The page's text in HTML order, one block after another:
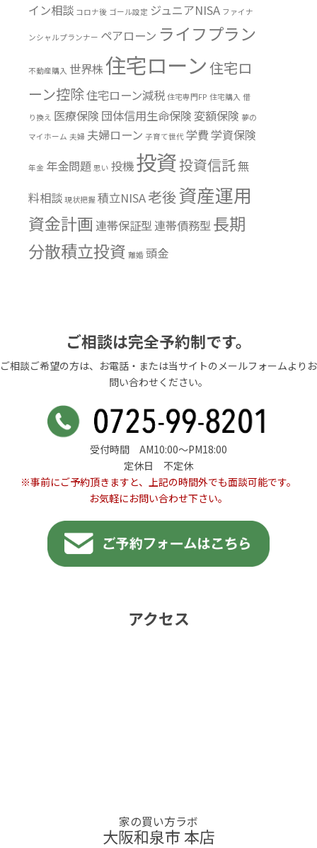
イン相談 コロナ後 ゴール設定 ジュニアNISA ファイナ
ンシャルプランナー ペアローン ライフプラン
不動産購入 世界株住宅ローン住宅ロ
ーン控除住宅ローン減税 住宅専門FP 住宅購入 借
り換え 医療保険 団体信用生命保険変額保険 夢の
マイホーム 夫婦 夫婦ローン 子育て世代 学費学資保険
年金 年金問題 思い 投機投資投資信託無
料相談 現状把握 積立NISA老後資産運用
資金計画 連帯保証型 連帯債務型 長期
分散積立投資 離婚 頭金
ご相談は完全予約制です。
ご相談ご希望の方は、お電話・または当サイトのメールフォームよりお
問い合わせください。
受付時間 AM10:00〜PM18:00
定休日 不定休
※事前にご予約頂きますと、上記の時間外でも面談可能です。
お気軽にお問い合わせ下さい。
アクセス
家の買い方ラボ
大阪和泉市 本店